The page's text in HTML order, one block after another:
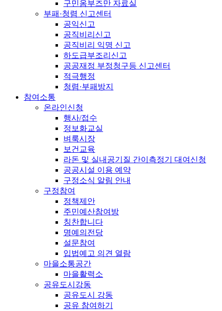
구민옴부즈만 자료실
부패·청렴 신고센터
공익신고
공직비리신고
공직비리 익명 신고
하도급부조리신고
공공재정 부정청구등 신고센터
적극행정
청렴·부패방지
참여소통
온라인신청
행사/접수
정보화교실
벼룩시장
보건교육
라돈 및 실내공기질 간이측정기 대여신청
공공시설 이용 예약
구정소식 알림 안내
구정참여
정책제안
주민예산참여방
칭찬합니다
명예의전당
설문참여
입법예고 의견 열람
마을소통공간
마을활력소
공유도시강동
공유도시 강동
공유 참여하기